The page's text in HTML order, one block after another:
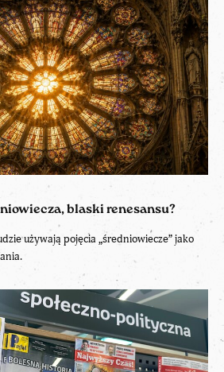
blaski renesansu?
używają pojęcia „średniowiecze” jako